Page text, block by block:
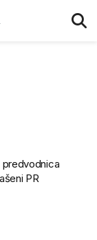
predvodnica
PR